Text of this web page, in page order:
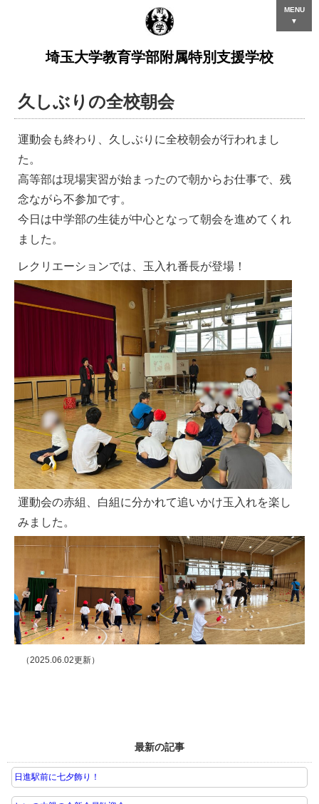
埼玉大学教育学部附属特別支援学校
MENU
▼
久しぶりの全校朝会
運動会も終わり、久しぶりに全校朝会が行われまし
た。
高等部は現場実習が始まったので朝からお仕事で、残
念ながら不参加です。
今日は中学部の生徒が中心となって朝会を進めてくれ
ました。
レクリエーションでは、玉入れ番長が登場！
運動会の赤組、白組に分かれて追いかけ玉入れを楽し
みました。
（2025.06.02更新）
最新の記事
日進駅前に七夕飾り！